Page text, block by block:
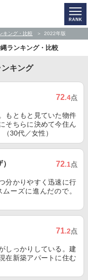
キング・比較 2022年版
ランキング・比較
キング
72.4点
もともと見ていた物件
そちらに決めて今住ん
30代／女性）
72.1点
分かりやすく迅速に行
ーズに進んだので。
71.2点
しっかりしている。建
在新築アパートに住む